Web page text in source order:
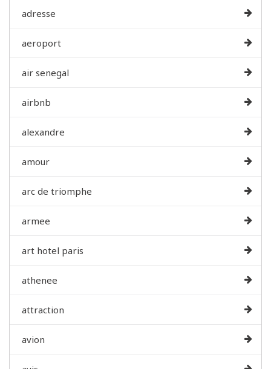
adresse
aeroport
air senegal
airbnb
alexandre
amour
arc de triomphe
armee
art hotel paris
athenee
attraction
avion